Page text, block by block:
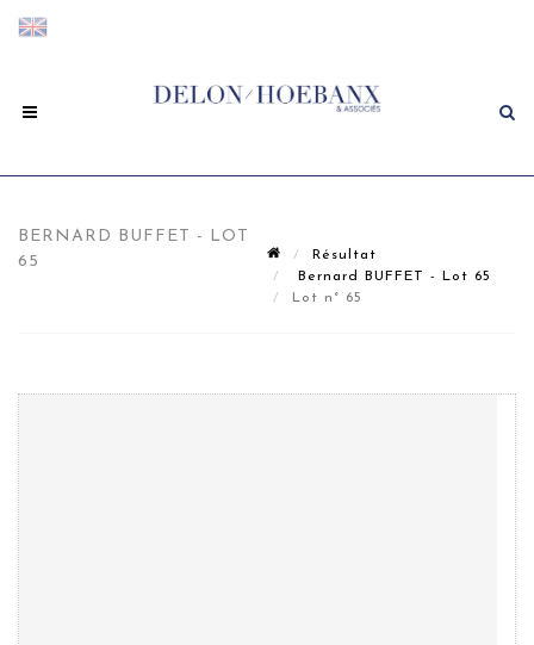
BERNARD BUFFET - LOT
65
Résultat
Bernard BUFFET - Lot 65
Lot n° 65